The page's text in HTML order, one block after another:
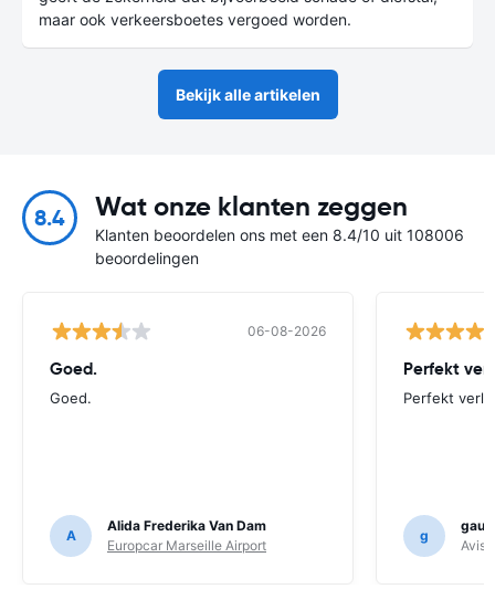
maar ook verkeersboetes vergoed worden.
Bekijk alle artikelen
8.4 Wat onze klanten zeggen
Klanten beoordelen ons met een 8.4/10 uit 108006
beoordelingen
06-08-2026
Goed.
Goed.
A
Alida Frederika Van Dam
Europcar Marseille Airport
Perfekt
Perfekt
g
Avis